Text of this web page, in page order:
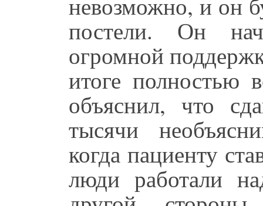
постели. Он
огромной
итоге полностью
объяснил, что
тысячи
когда пациенту
люди работали